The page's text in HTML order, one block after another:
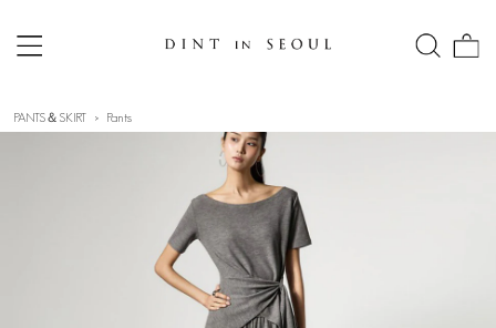
PANTS＆SKIRT Pants